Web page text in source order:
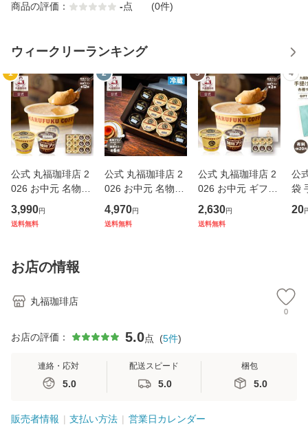
商品の評価： -点 (0件)
ウィークリーランキング
1
公式 丸福珈琲店 2
026 お中元 名物プ
リン 珈琲プリン2
種12個詰合せ 食べ
老舗の味 ギフト 贈
答 帰省
3,990円
送料無料
2
公式 丸福珈琲店 2
026 お中元 名物プ
リン6個とコーヒー
ゼリー6個 セット
4,970円
送料無料
3
公式 丸福珈琲店 2
026 お中元 ギフト
スイーツ プリン 食
べ比べ 6個 セット
2,630円
送料無料
4
公
袋
20
お店の情報
丸福珈琲店
0
お店の評価： 5.0点 (5件)
連絡・応対
5.0
配送スピード
5.0
梱包
5.0
販売者情報 支払い方法 営業日カレンダー